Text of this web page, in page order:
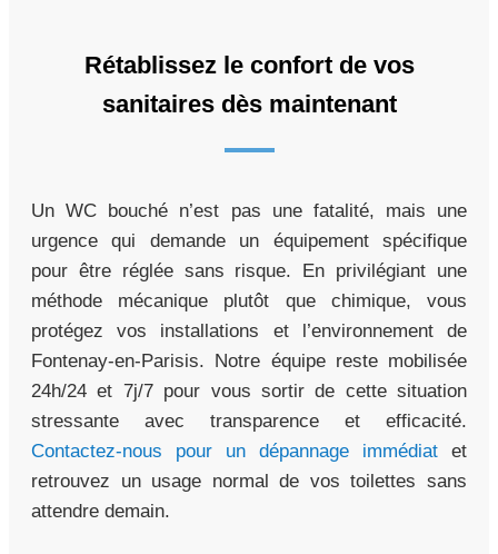
Rétablissez le confort de vos
sanitaires dès maintenant
Un WC bouché n’est pas une fatalité, mais une
urgence qui demande un équipement spécifique
pour être réglée sans risque. En privilégiant une
méthode mécanique plutôt que chimique, vous
protégez vos installations et l’environnement de
Fontenay-en-Parisis. Notre équipe reste mobilisée
24h/24 et 7j/7 pour vous sortir de cette situation
stressante avec transparence et efficacité.
Contactez-nous pour un dépannage immédiat et
retrouvez un usage normal de vos toilettes sans
attendre demain.